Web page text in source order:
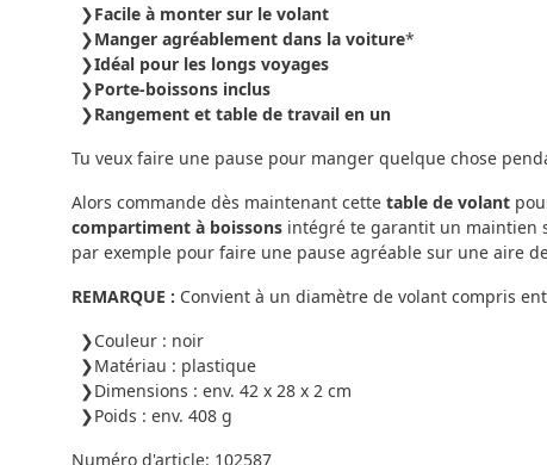
Facile à monter sur le volant
Manger agréablement dans la voiture*
Idéal pour les longs voyages
Porte-boissons inclus
Rangement et table de travail en un
Tu veux faire une pause pour manger quelque chose
Alors commande dès maintenant cette table de volant
compartiment à boissons intégré te garantit un maintien
par exemple pour faire une pause agréable sur une aire
REMARQUE : Convient à un diamètre de volant compris
Couleur : noir
Matériau : plastique
Dimensions : env. 42 x 28 x 2 cm
Poids : env. 408 g
Numéro d'article: 102587